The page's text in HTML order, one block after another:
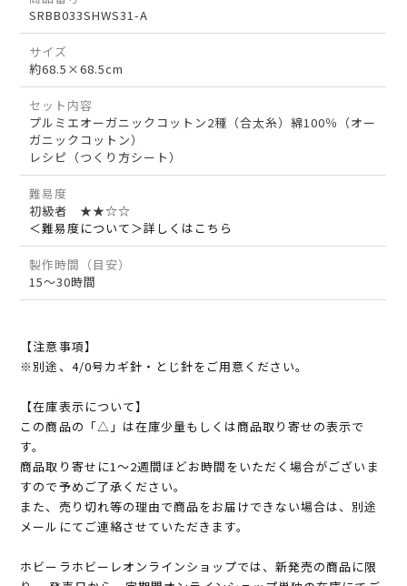
SRBB033SHWS31-A
サイズ
約68.5×68.5cm
セット内容
プルミエオーガニックコットン2種（合太糸）綿100％（オー
ガニックコットン）
レシピ（つくり方シート）
難易度
初級者 ★★☆☆
＜難易度について＞詳しくはこちら
製作時間（目安）
15～30時間
【注意事項】
※別途、4/0号カギ針・とじ針をご用意ください。
【在庫表示について】
この商品の「△」は在庫少量もしくは商品取り寄せの表示で
す。
商品取り寄せに1～2週間ほどお時間をいただく場合がございま
すので予めご了承ください。
また、売り切れ等の理由で商品をお届けできない場合は、別途
メールにてご連絡させていただきます。
ホビーラホビーレオンラインショップでは、新発売の商品に限